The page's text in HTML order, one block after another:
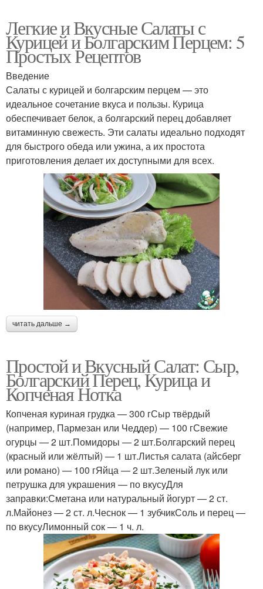
Легкие и Вкусные Салаты с
Курицей и Болгарским Перцем: 5
Простых Рецептов
Введение
Салаты с курицей и болгарским перцем — это
идеальное сочетание вкуса и пользы. Курица
обеспечивает белок, а болгарский перец добавляет
витаминную свежесть. Эти салаты идеально подходят
для быстрого обеда или ужина, а их простота
приготовления делает их доступными для всех.
читать дальше →
Простой и Вкусный Салат: Сыр,
Болгарский Перец, Курица и
Копченая Нотка
Копченая куриная грудка — 300 гСыр твёрдый
(например, Пармезан или Чеддер) — 100 гСвежие
огурцы — 2 шт.Помидоры — 2 шт.Болгарский перец
(красный или жёлтый) — 1 шт.Листья салата (айсберг
или романо) — 100 гЯйца — 2 шт.Зеленый лук или
петрушка для украшения — по вкусуДля
заправки:Сметана или натуральный йогурт — 2 ст.
л.Майонез — 2 ст. л.Чеснок — 1 зубчикСоль и перец —
по вкусуЛимонный сок — 1 ч. л.